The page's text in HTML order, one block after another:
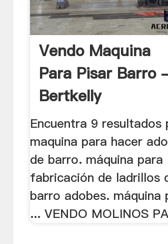
Vendo Maquina
Para Pisar Barro
Bertkelly
Encuentra 9 resultados
maquina para hacer
de barro. máquina para
fabricación de ladrillos
barro adobes. máquina
... VENDO MOLINOS